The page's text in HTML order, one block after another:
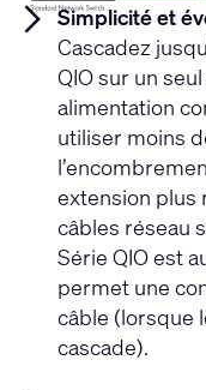
Simplicité et
Cascadez
QIO sur un
alimentation
utiliser moins
extension plus
câbles réseau
Série QIO est
permet une
câble (lorsque
cascade).